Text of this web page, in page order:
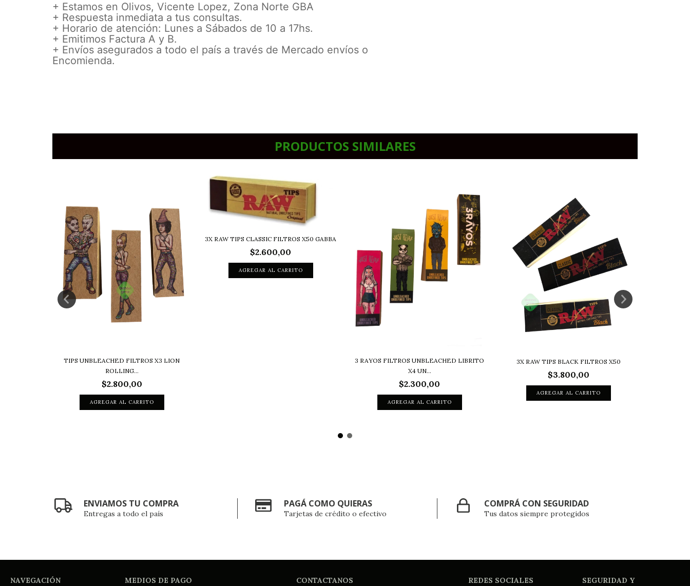
+ Estamos en Olivos, Vicente Lopez, Zona Norte GBA
+ Respuesta inmediata a tus consultas.
+ Horario de atención: Lunes a Sábados de 10 a 17hs.
+ Emitimos Factura A y B.
+ Envíos asegurados a todo el país a través de Mercado envíos o
Encomienda.
PRODUCTOS SIMILARES
TIPS UNBLEACHED FILTROS X3 LION
ROLLING...
$2.800,00
3X RAW TIPS CLASSIC FILTROS X50 GABBA
$2.600,00
3 RAYOS FILTROS UNBLEACHED LIBRITO
X4 UN...
$2.300,00
3X RAW TIPS BLACK FILTROS X50
$3.800,00
ENVIAMOS TU COMPRA
Entregas a todo el país
PAGÁ COMO QUIERAS
Tarjetas de crédito o efectivo
COMPRÁ CON SEGURIDAD
Tus datos siempre protegidos
NAVEGACIÓN MEDIOS DE PAGO CONTACTANOS REDES SOCIALES SEGURIDAD Y